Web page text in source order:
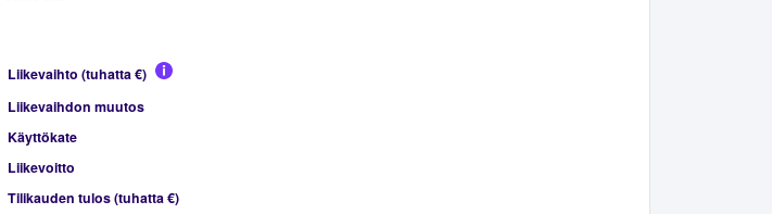
Liikevaihto (tuhatta €)
Liikevaihdon muutos
Käyttökate
Liikevoitto
Tilikauden tulos (tuhatta €)